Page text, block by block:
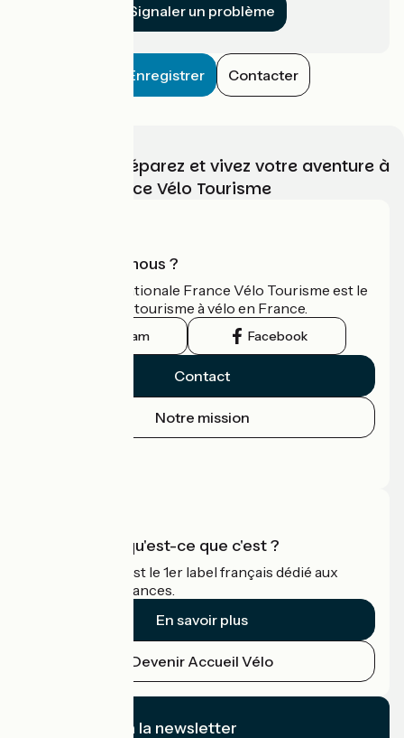
Signaler un problème
Enregistrer Contacter
Choisissez, préparez et vivez votre aventure à
vélo avec France Vélo Tourisme
Qui sommes-nous ?
L'association nationale France Vélo Tourisme est le
guide officiel du tourisme à vélo en France.
Instagram Facebook
Contact
Notre mission
Accueil Vélo qu'est-ce que c'est ?
Accueil Vélo c'est le 1er label français dédié aux
cyclistes en vacances.
En savoir plus
Devenir Accueil Vélo
Je m'abonne à la newsletter